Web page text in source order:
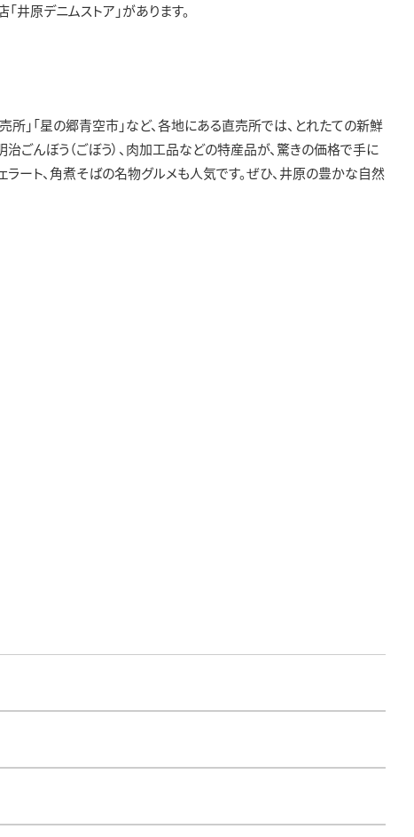
井原デニムストア」があります。
所」「星の郷青空市」など、各地にある直売所では、とれたての新鮮
治ごんぼう（ごぼう）、肉加工品などの特産品が、驚きの価格で手に
ラート、角煮そばの名物グルメも人気です。ぜひ、井原の豊かな自然